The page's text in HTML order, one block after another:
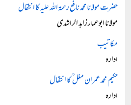
حضرت مولانا محمد نافع رحمۃ اللہ علیہ کا انتقال
مولانا ابوعمار زاہد الراشدی
مکاتیب
ادارہ
حکیم محمد عمران مغل ؒ کا انتقال
ادارہ